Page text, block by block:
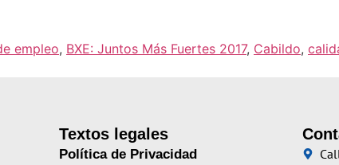
empleo, BXE: Juntos Más Fuertes 2017, Cabildo,
Textos legales
Política de Privacidad